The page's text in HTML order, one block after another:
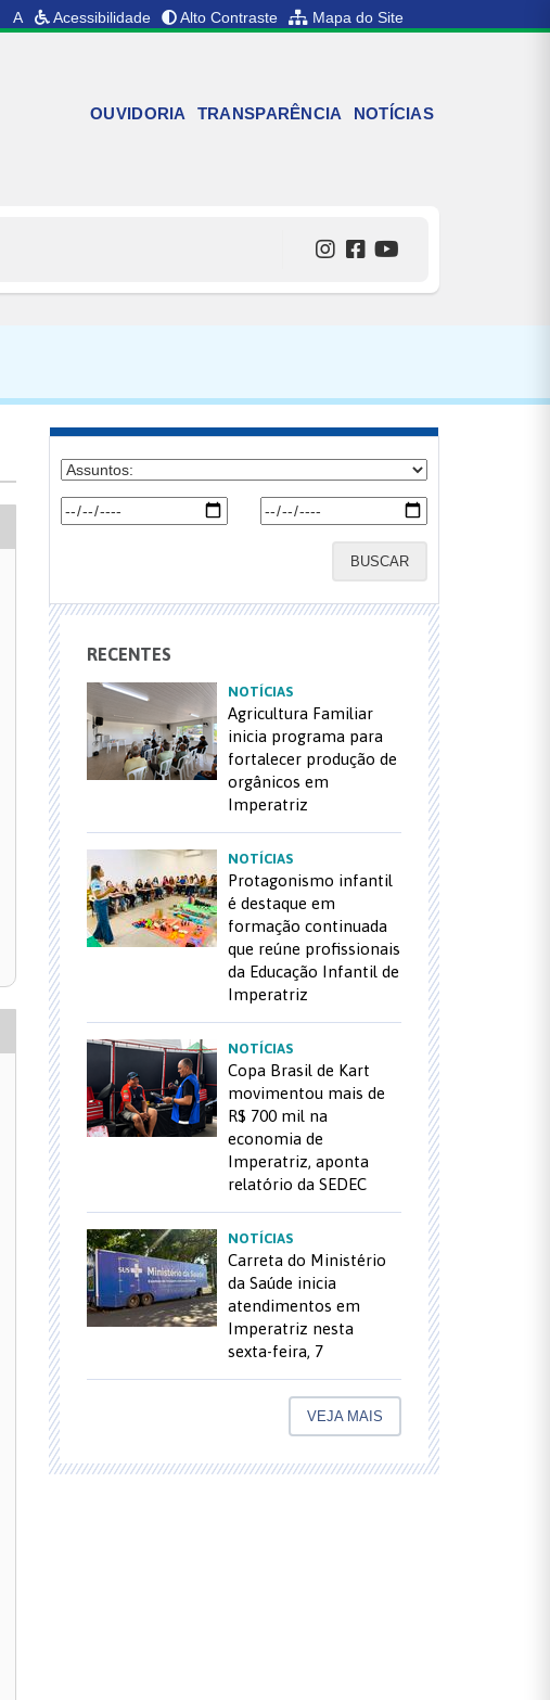
A Acessibilidade Alto Contraste Mapa do Site
OUVIDORIA TRANSPARÊNCIA NOTÍCIAS
BUSCAR
RECENTES
NOTÍCIAS
Agricultura Familiar
inicia programa para
fortalecer produção de
orgânicos em
Imperatriz
NOTÍCIAS
Protagonismo infantil
é destaque em
formação continuada
que reúne profissionais
da Educação Infantil de
Imperatriz
NOTÍCIAS
Copa Brasil de Kart
movimentou mais de
R$ 700 mil na
economia de
Imperatriz, aponta
relatório da SEDEC
NOTÍCIAS
Carreta do Ministério
da Saúde inicia
atendimentos em
Imperatriz nesta
sexta-feira, 7
VEJA MAIS